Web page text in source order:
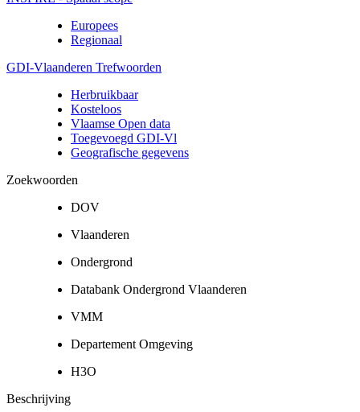
Europees
Regionaal
GDI-Vlaanderen Trefwoorden
Herbruikbaar
Kosteloos
Vlaamse Open data
Toegevoegd GDI-Vl
Geografische gegevens
Zoekwoorden
DOV
Vlaanderen
Ondergrond
Databank Ondergrond Vlaanderen
VMM
Departement Omgeving
H3O
Beschrijving